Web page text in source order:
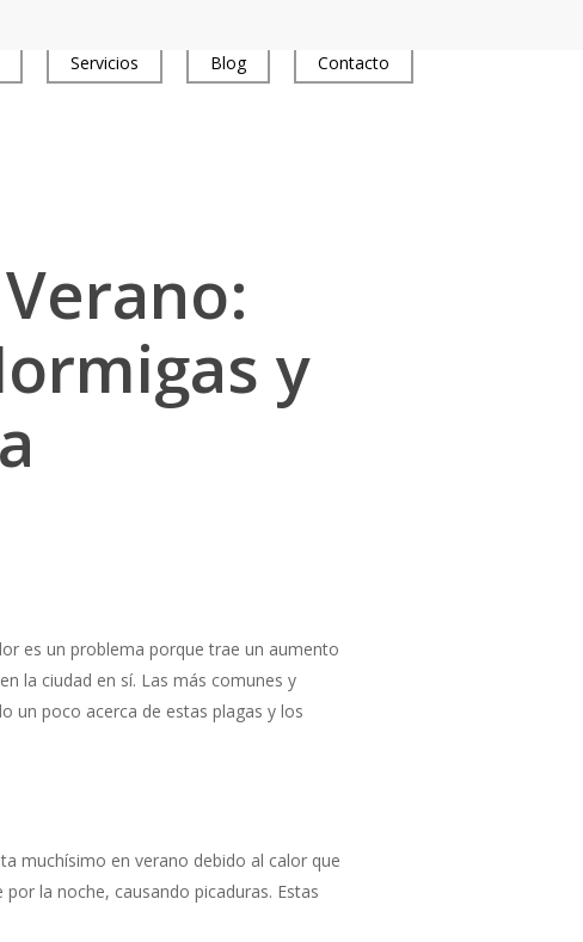
Servicios Blog Contacto
y
es un problema porque trae un aumento
la ciudad en sí. Las más comunes y
un poco acerca de estas plagas y los
muchísimo en verano debido al calor que
la noche, causando picaduras. Estas